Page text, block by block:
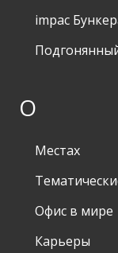
impac
О
Местах
Офис в мире
Карьеры